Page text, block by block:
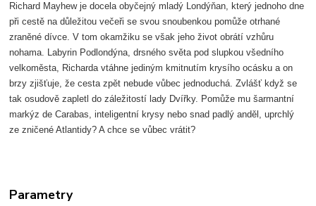
Richard Mayhew je docela obyčejný mladý Londýňan, který jednoho dne
při cestě na důležitou večeři se svou snoubenkou pomůže otrhané
zraněné dívce. V tom okamžiku se však jeho život obrátí vzhůru
nohama. Labyrin Podlondýna, drsného světa pod slupkou všedního
velkoměsta, Richarda vtáhne jediným kmitnutím krysího ocásku a on
brzy zjišťuje, že cesta zpět nebude vůbec jednoduchá. Zvlášť když se
tak osudově zapletl do záležitostí lady Dvířky. Pomůže mu šarmantní
markýz de Carabas, inteligentní krysy nebo snad padlý anděl, uprchlý
ze zničené Atlantidy? A chce se vůbec vrátit?
Parametry